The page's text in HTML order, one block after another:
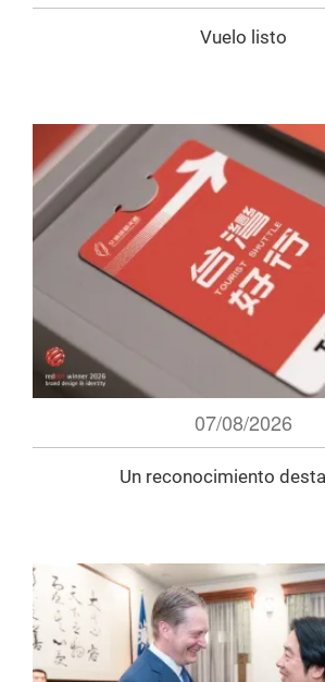
Vuelo listo
07/08/2026
Un reconocimiento